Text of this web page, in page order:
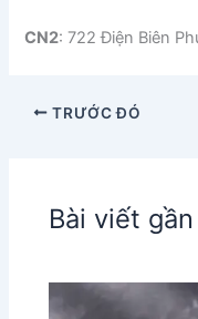
CN2: 722 Điện Biên
TRƯỚC ĐÓ
Bài viết